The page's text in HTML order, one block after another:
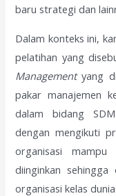
baru strategi dan
Dalam konteks ini,
pelatihan yang
Managementyang
pakar manajemen
dalam bidang
dengan mengikuti
organisasi mampu
diinginkan
organisasi kelas dunia.